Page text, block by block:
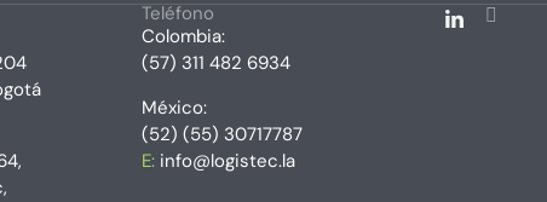
Teléfono
Colombia:
(57) 311 482 6934
México:
(52) (55) 30717787
E: info@logistec.la